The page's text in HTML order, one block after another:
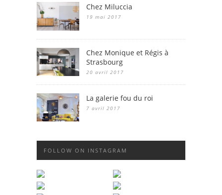
Chez Miluccia
19 mai 2017
Chez Monique et Régis à
Strasbourg
20 avril 2017
La galerie fou du roi
7 avril 2017
FOLLOW ON INSTAGRAM